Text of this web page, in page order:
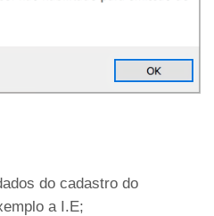
do cadastro do
a I.E;